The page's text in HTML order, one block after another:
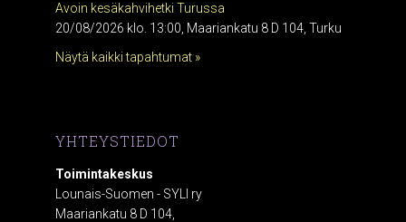
Avoin kesäkahvihetki Turussa
20/08/2026 klo. 13:00, Maariankatu 8 D 104, Turku
Näytä kaikki tapahtumat »
YHTEYSTIEDOT
Toimintakeskus
Lounais-Suomen - SYLI ry
Maariankatu 8 D 104,